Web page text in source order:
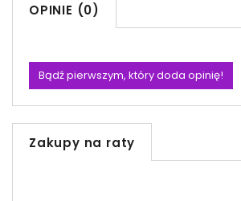
OPINIE (0)
Bądź pierwszym, który doda opinię!
Zakupy na raty